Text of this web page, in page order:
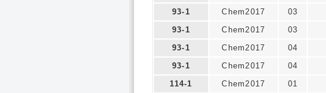
93-1
Chem2017 03
93-1
Chem2017 03
93-1
Chem2017 04
93-1
Chem2017 04
114-1
Chem2017 01